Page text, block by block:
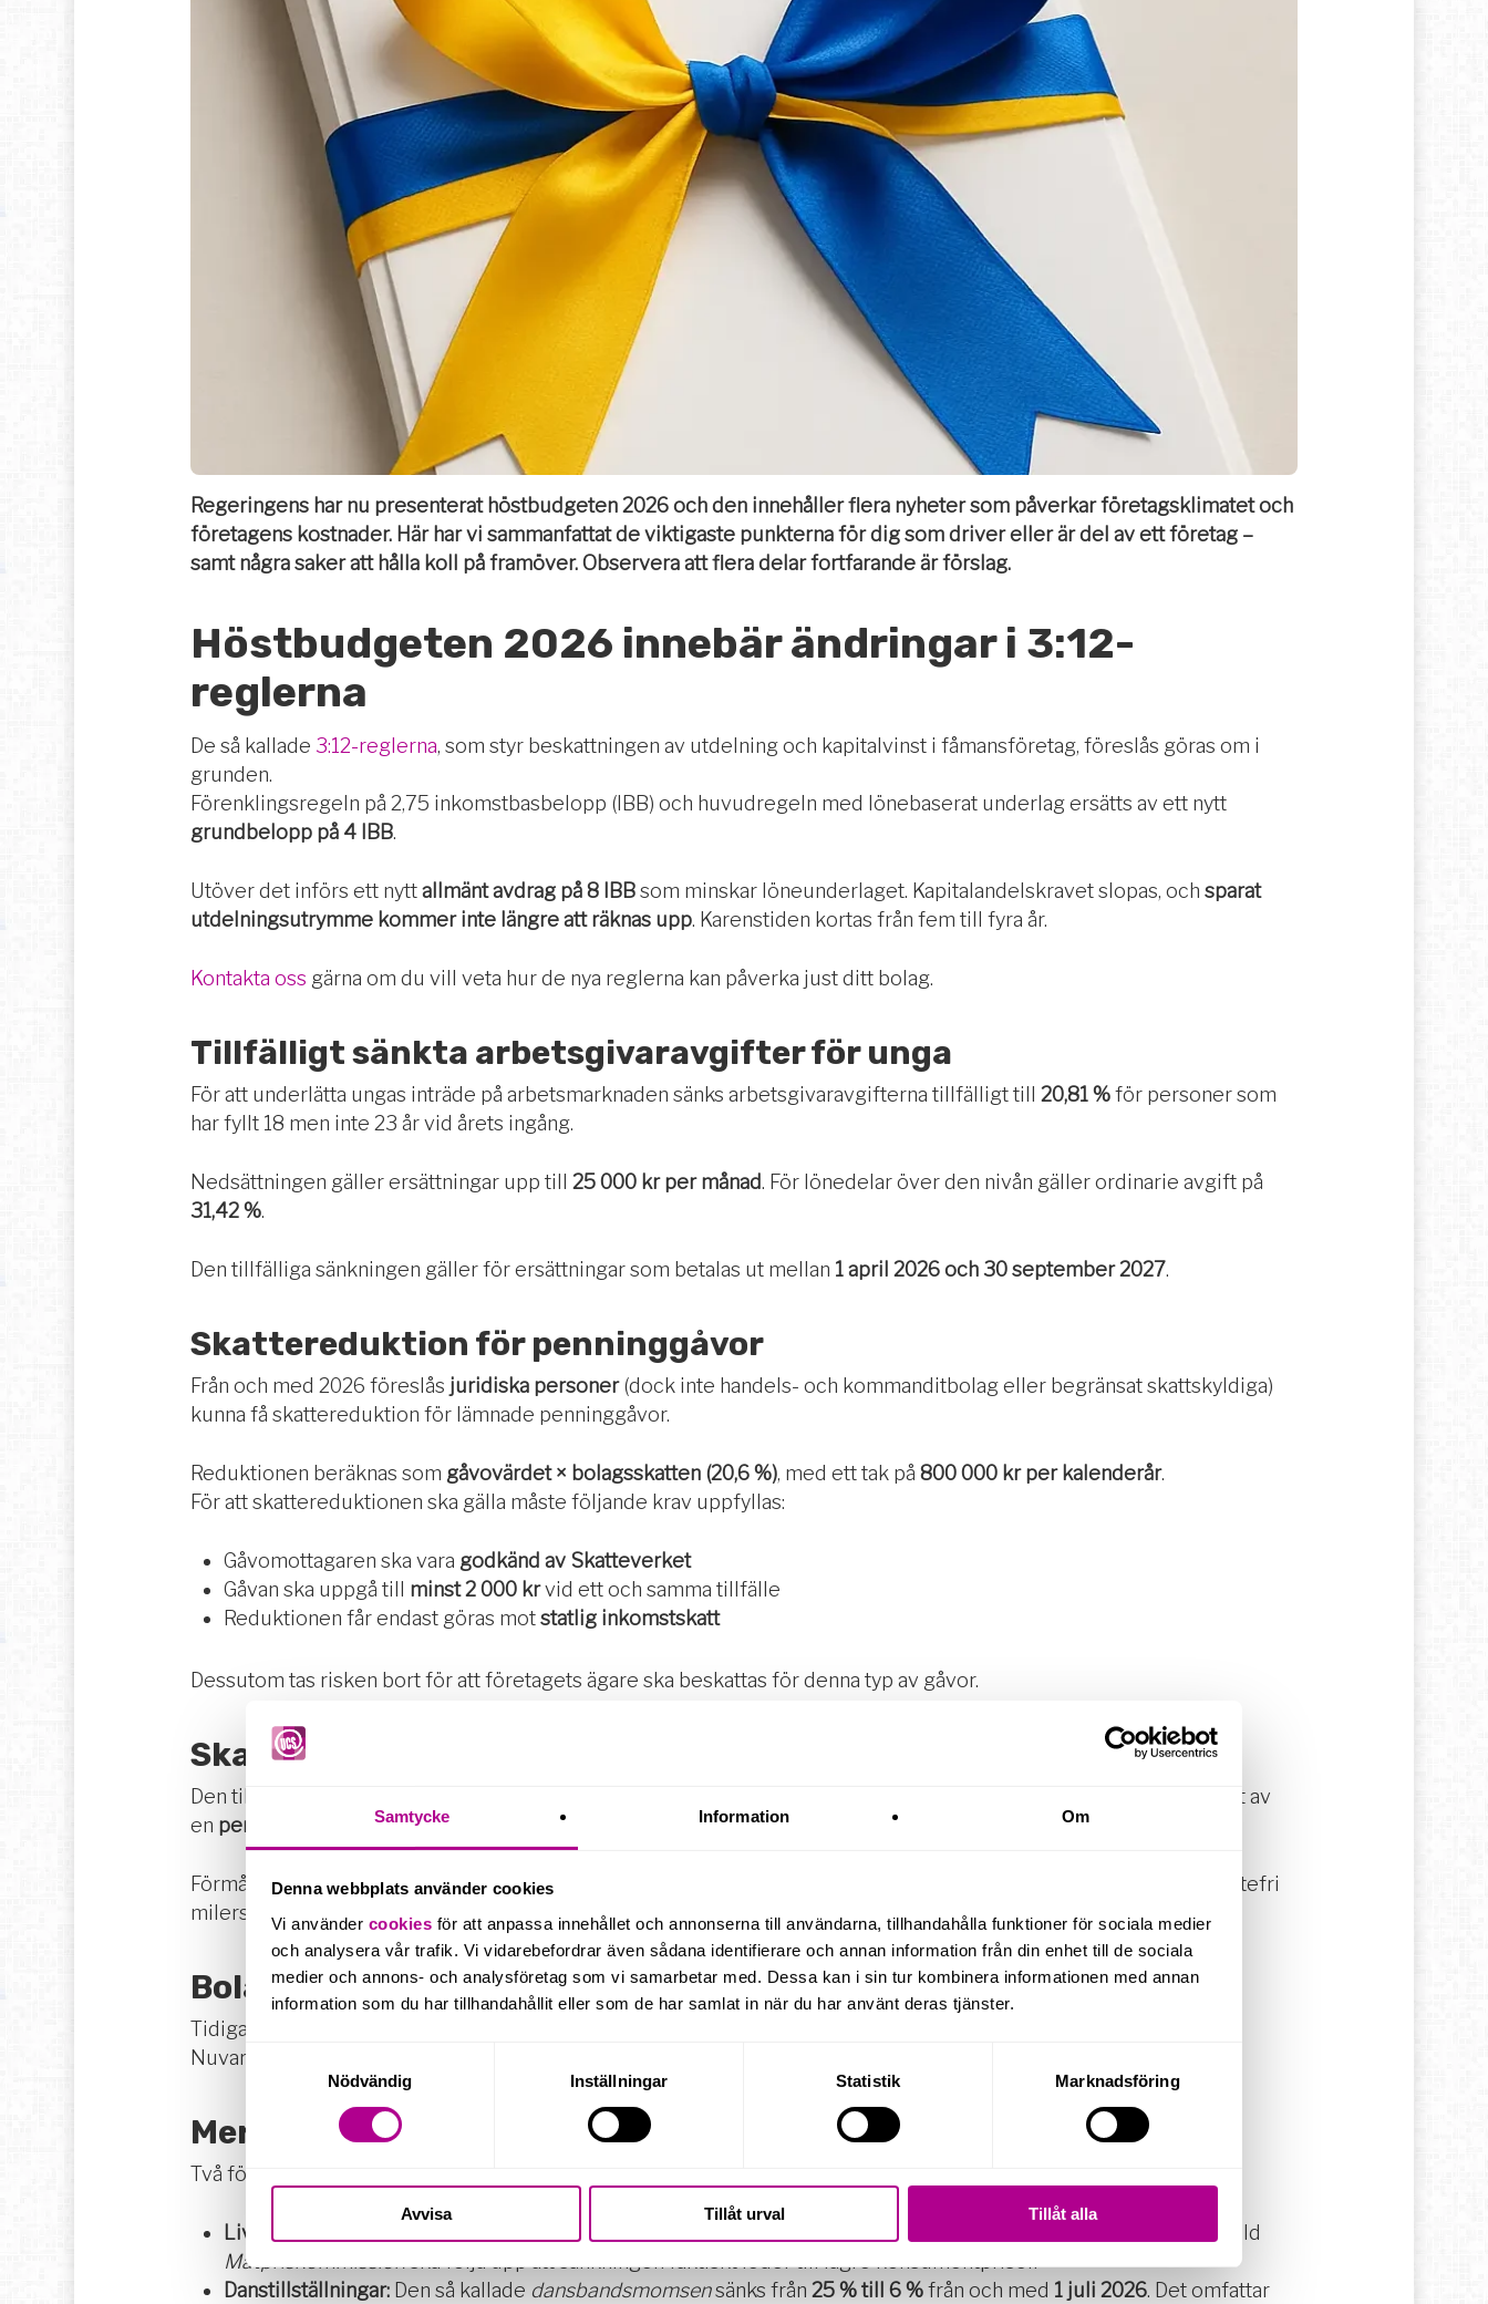
Samtycke Information Om
Denna webbplats använder cookies
Vi använder cookies för att anpassa innehållet och annonserna till användarna, tillhandahålla funktioner för sociala medier
och analysera vår trafik. Vi vidarebefordrar även sådana identifierare och annan information från din enhet till de sociala
medier och annons- och analysföretag som vi samarbetar med. Dessa kan i sin tur kombinera informationen med annan
information som du har tillhandahållit eller som de har samlat in när du har använt deras tjänster.
Samtyckesval
Nödvändig
Inställningar Statistik Marknadsföring
Avvisa Tillåt urval Tillåt alla
Regeringens har nu presenterat höstbudgeten 2026 och den innehåller flera nyheter som påverkar företagsklimatet och
företagens kostnader. Här har vi sammanfattat de viktigaste punkterna för dig som driver eller är del av ett företag –
samt några saker att hålla koll på framöver. Observera att flera delar fortfarande är förslag.
Höstbudgeten 2026 innebär ändringar i 3:12-
reglerna
De så kallade 3:12-reglerna, som styr beskattningen av utdelning och kapitalvinst i fåmansföretag, föreslås göras om i
grunden.
Förenklingsregeln på 2,75 inkomstbasbelopp (IBB) och huvudregeln med lönebaserat underlag ersätts av ett nytt
grundbelopp på 4 IBB.
Utöver det införs ett nyttallmänt avdrag på 8 IBBsom minskar löneunderlaget. Kapitalandelskravet slopas, och sparat
utdelningsutrymme kommer inte längre att räknas upp. Karenstiden kortas från fem till fyra år.
Kontakta oss gärna om du vill veta hur de nya reglerna kan påverka just ditt bolag.
Tillfälligt sänkta arbetsgivaravgifter för unga
För att underlätta ungas inträde på arbetsmarknaden sänks arbetsgivaravgifterna tillfälligt till 20,81 %för personer som
har fyllt 18 men inte 23 år vid årets ingång.
Nedsättningen gäller ersättningar upp till 25 000 kr per månad. För lönedelar över den nivån gäller ordinarie avgift på
31,42 %.
Den tillfälliga sänkningen gäller för ersättningar som betalas ut mellan 1 april 2026 och 30 september 2027.
Skattereduktion för penninggåvor
Från och med 2026 föreslås juridiska personer(dock inte handels- och kommanditbolag eller begränsat skattskyldiga)
kunna få skattereduktion för lämnade penninggåvor.
Reduktionen beräknas som gåvovärdet × bolagsskatten (20,6 %), med ett tak på 800 000 kr per kalenderår.
För att skattereduktionen ska gälla måste följande krav uppfyllas:
Gåvomottagaren ska vara godkänd av Skatteverket
Gåvan ska uppgå till minst 2 000 krvid ett och samma tillfälle
Reduktionen får endast göras motstatlig inkomstskatt
Dessutom tas risken bort för att företagets ägare ska beskattas för denna typ av gåvor.
Skattefri laddning på arbetsplatsen
Den tillfälliga skattefriheten för laddning av elbilar på arbetsplatsen upphör den
, men ersätts samtidigt av
en permanent skattefrihet från 1 juli 2026
Förmånsbilar som ärladdhybriderkommer att kunna laddas skattefritt på arbetsplatsen med bibehållen rätt till skattefri
milersättning. För rena elbilar som är förmånsbilar gäller dock inte den nya regeln.
Bolagsskatt
Tidigare förslag om att sänka bolagsskatten och expansionsfondsskatten från
Nuvarande procentsats
Mervärdesskatt
Två förändringar görs på momsområdet:
Livsmedel: Momsen sänks tillfälligt från 1 april 2026 – 31 december 2027
. En särskild
Matpriskommission ska följa upp att sänkningen faktiskt leder till lägre konsumentpriser.
Danstillställningar: Den så kallade dansbandsmomsensänks från 25 % till 6 %från och med 1 juli 2026. Det omfattar